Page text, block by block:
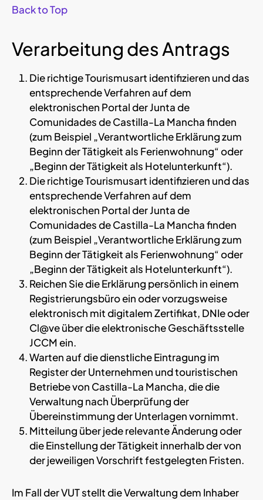
Back to Top
Verarbeitung des Antrags
Die richtige Tourismusart identifizieren und das
entsprechende Verfahren auf dem
elektronischen Portal der Junta de
Comunidades de Castilla-La Mancha finden
(zum Beispiel „Verantwortliche Erklärung zum
Beginn der Tätigkeit als Ferienwohnung“ oder
„Beginn der Tätigkeit als Hotelunterkunft“).
Die richtige Tourismusart identifizieren und das
entsprechende Verfahren auf dem
elektronischen Portal der Junta de
Comunidades de Castilla-La Mancha finden
(zum Beispiel „Verantwortliche Erklärung zum
Beginn der Tätigkeit als Ferienwohnung“ oder
„Beginn der Tätigkeit als Hotelunterkunft“).
Reichen Sie die Erklärung persönlich in einem
Registrierungsbüro ein oder vorzugsweise
elektronisch mit digitalem Zertifikat, DNIe oder
Cl@ve über die elektronische Geschäftsstelle
JCCM ein.
Warten auf die dienstliche Eintragung im
Register der Unternehmen und touristischen
Betriebe von Castilla-La Mancha, die die
Verwaltung nach Überprüfung der
Übereinstimmung der Unterlagen vornimmt.
Mitteilung über jede relevante Änderung oder
die Einstellung der Tätigkeit innerhalb der von
der jeweiligen Vorschrift festgelegten Fristen.
Im Fall der VUT stellt die Verwaltung dem Inhaber